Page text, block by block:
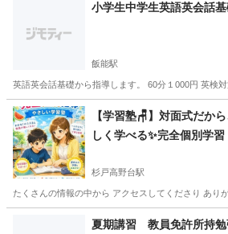
小学生中学生英語英会話基
飯能駅
英語英会話基礎から指導します。 60分１000円 英検
埼玉 飯能市 飯能駅 家庭教師 小学生
【学習塾🪑】対面式だか
しく学べる✨完全個別学習
杉戸高野台駅
たくさんの情報の中から アクセスしてくださり あり
杉戸高野台駅 塾 月謝
夏期講習 教員免許所持